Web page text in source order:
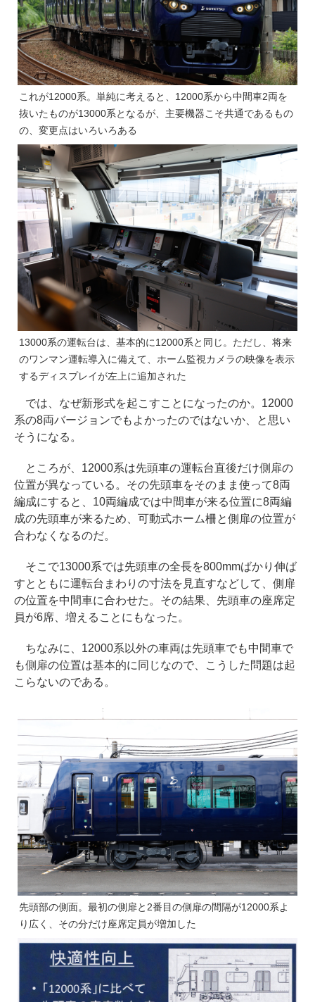
これが12000系。単純に考えると、12000系から中間車2両を
抜いたものが13000系となるが、主要機器こそ共通であるもの
の、変更点はいろいろある
13000系の運転台は、基本的に12000系と同じ。ただし、将来
のワンマン運転導入に備えて、ホーム監視カメラの映像を表示
するディスプレイが左上に追加された
では、なぜ新形式を起こすことになったのか。12000
系の8両バージョンでもよかったのではないか、と思い
そうになる。
ところが、12000系は先頭車の運転台直後だけ側扉の
位置が異なっている。その先頭車をそのまま使って8両
編成にすると、10両編成では中間車が来る位置に8両編
成の先頭車が来るため、可動式ホーム柵と側扉の位置が
合わなくなるのだ。
そこで13000系では先頭車の全長を800mmばかり伸ば
すとともに運転台まわりの寸法を見直すなどして、側扉
の位置を中間車に合わせた。その結果、先頭車の座席定
員が6席、増えることにもなった。
ちなみに、12000系以外の車両は先頭車でも中間車で
も側扉の位置は基本的に同じなので、こうした問題は起
こらないのである。
先頭部の側面。最初の側扉と2番目の側扉の間隔が12000系よ
り広く、その分だけ座席定員が増加した